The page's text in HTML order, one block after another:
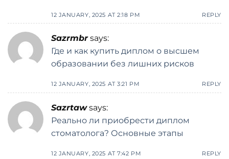
12 JANUARY, 2025 AT 2:18 PM REPLY
Sazrmbr says:
Где и как купить диплом о высшем
образовании без лишних рисков
12 JANUARY, 2025 AT 3:21 PM REPLY
Sazrtaw says:
Реально ли приобрести диплом
стоматолога? Основные этапы
12 JANUARY, 2025 AT 7:42 PM REPLY